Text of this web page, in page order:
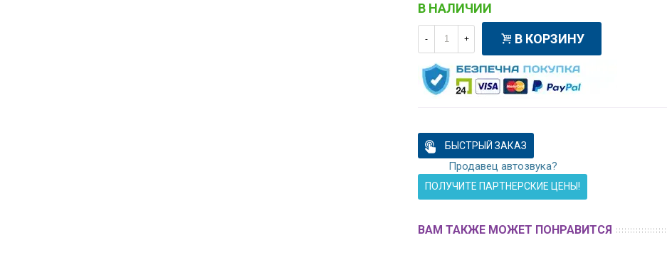
В НАЛИЧИИ
- + В КОРЗИНУ
БЫСТРЫЙ ЗАКАЗ
Продавец автозвука?
ПОЛУЧИТЕ ПАРТНЕРСКИЕ ЦЕНЫ!
ВАМ ТАКЖЕ МОЖЕТ ПОНРАВИТСЯ